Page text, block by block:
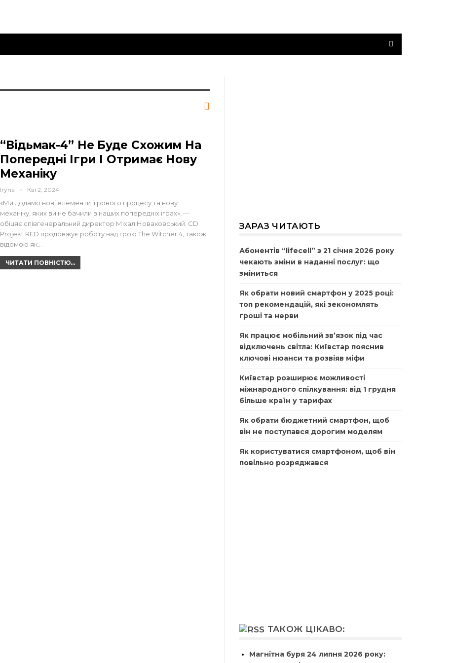
“Відьмак-4” Не Буде Схожим На
Попередні Ігри І Отримає Нову
Механіку
Iryna Кві 2, 2024
«Ми додамо нові елементи ігрового процесу та нову
механіку, яких ви не бачили в наших попередніх іграх», —
обіцяє співгенеральний директор Міхал Новаковський. CD
Projekt RED продовжує роботу над грою The Witcher 4, також
відомою як…
ЧИТАТИ ПОВНІСТЮ...
ЗАРАЗ ЧИТАЮТЬ
Абонентів “lifecell” з 21 січня 2026 року
чекають зміни в наданні послуг: що
зміниться
Як обрати новий смартфон у 2025 році:
топ рекомендацій, які зекономлять
гроші та нерви
Як працює мобільний зв’язок під час
відключень світла: Київстар пояснив
ключові нюанси та розвіяв міфи
Київстар розширює можливості
міжнародного спілкування: від 1 грудня
більше країн у тарифах
Як обрати бюджетний смартфон, щоб
він не поступався дорогим моделям
Як користуватися смартфоном, щоб він
повільно розряджався
ТАКОЖ ЦІКАВО:
Магнітна буря 24 липня 2026 року: